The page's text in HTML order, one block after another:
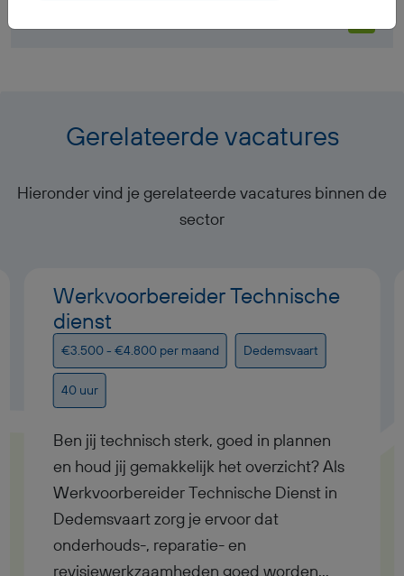
Gerelateerde vacatures
Hieronder vind je gerelateerde vacatures binnen de
sector
Werkvoorbereider Technische
dienst
€3.500 - €4.800 per maand Dedemsvaart
40 uur
Ben jij technisch sterk, goed in plannen
en houd jij gemakkelijk het overzicht? Als
Werkvoorbereider Technische Dienst in
Dedemsvaart zorg je ervoor dat
onderhouds-, reparatie- en
revisiewerkzaamheden goed worden